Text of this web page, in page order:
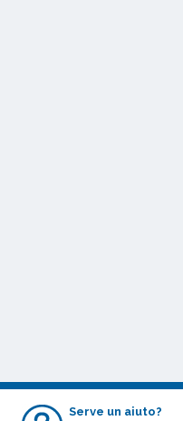
Serve un aiuto?